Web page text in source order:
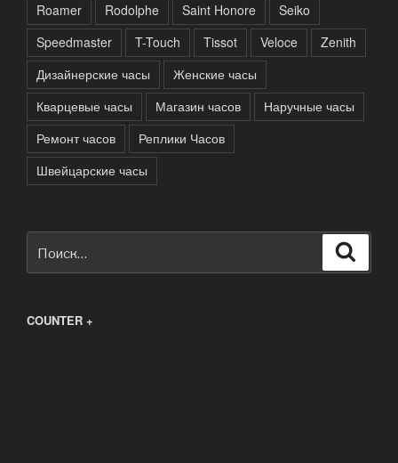
Roamer
Rodolphe Saint Honore
Seiko
Speedmaster
T-Touch Tissot Veloce
Zenith
Дизайнерские часы
Женские часы
Кварцевые часы
Магазин часов
Наручные часы
Ремонт часов
Реплики Часов
Швейцарские часы
COUNTER +